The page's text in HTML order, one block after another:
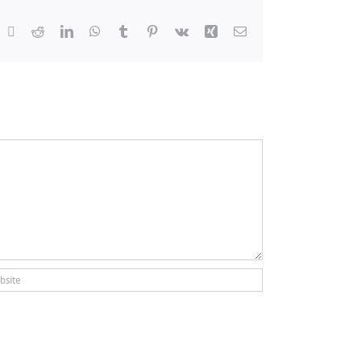
RedditLinkedInWhatsApp
Tumblr Pinterest
Vk Xing Email